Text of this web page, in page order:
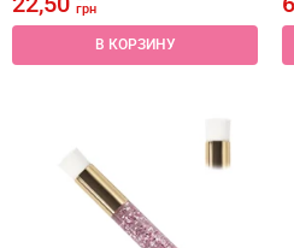
грн
В КОРЗИНУ